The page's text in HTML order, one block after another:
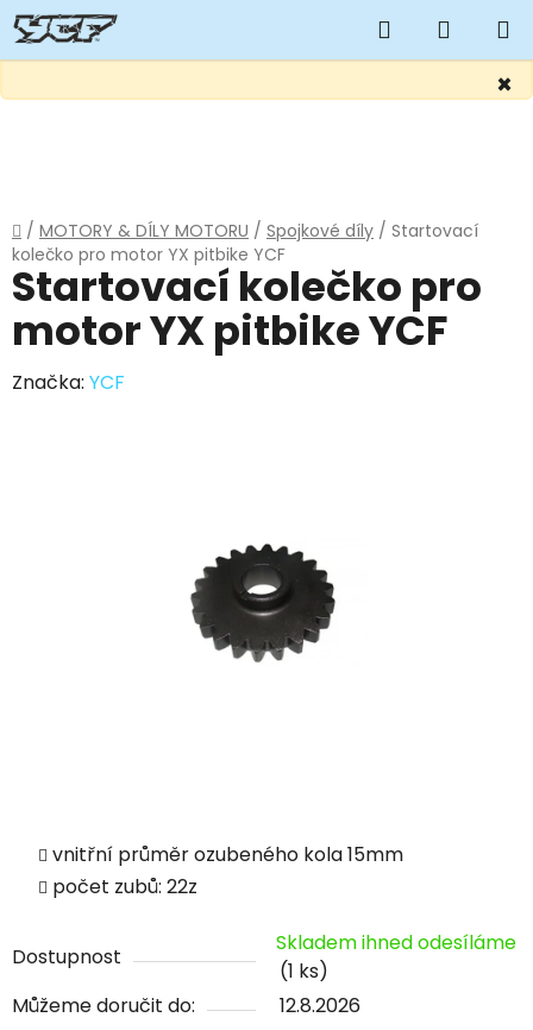
×
Hledat
KOŠÍK
Domů
/ MOTORY & DÍLY MOTORU / Spojkové díly / Startovací
kolečko pro motor YX pitbike YCF
vnitřní průměr ozubeného kola 15mm
počet zubů: 22z
Dostupnost
Skladem ihned odesíláme
(1 ks)
Můžeme doručit do:
12.8.2026
Startovací kolečko pro
motor YX pitbike YCF
Značka: YCF